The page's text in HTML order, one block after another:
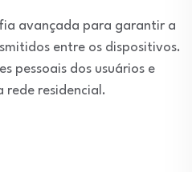
avançada para garantir a
entre os dispositivos.
pessoais dos usuários e
rede residencial.